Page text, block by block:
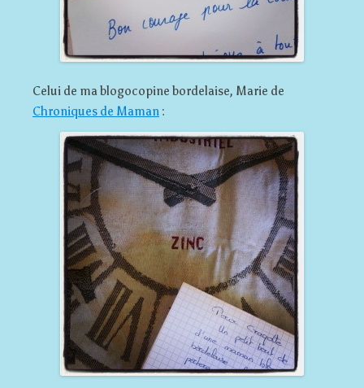
Celui de ma blogocopine bordelaise, Marie de
Chroniques de Maman :